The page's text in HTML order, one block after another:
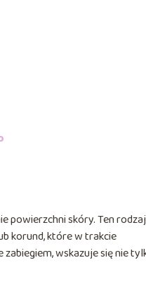
powierzchni skóry. Ten rodzaj
korund, które w trakcie
wskazuje się nie